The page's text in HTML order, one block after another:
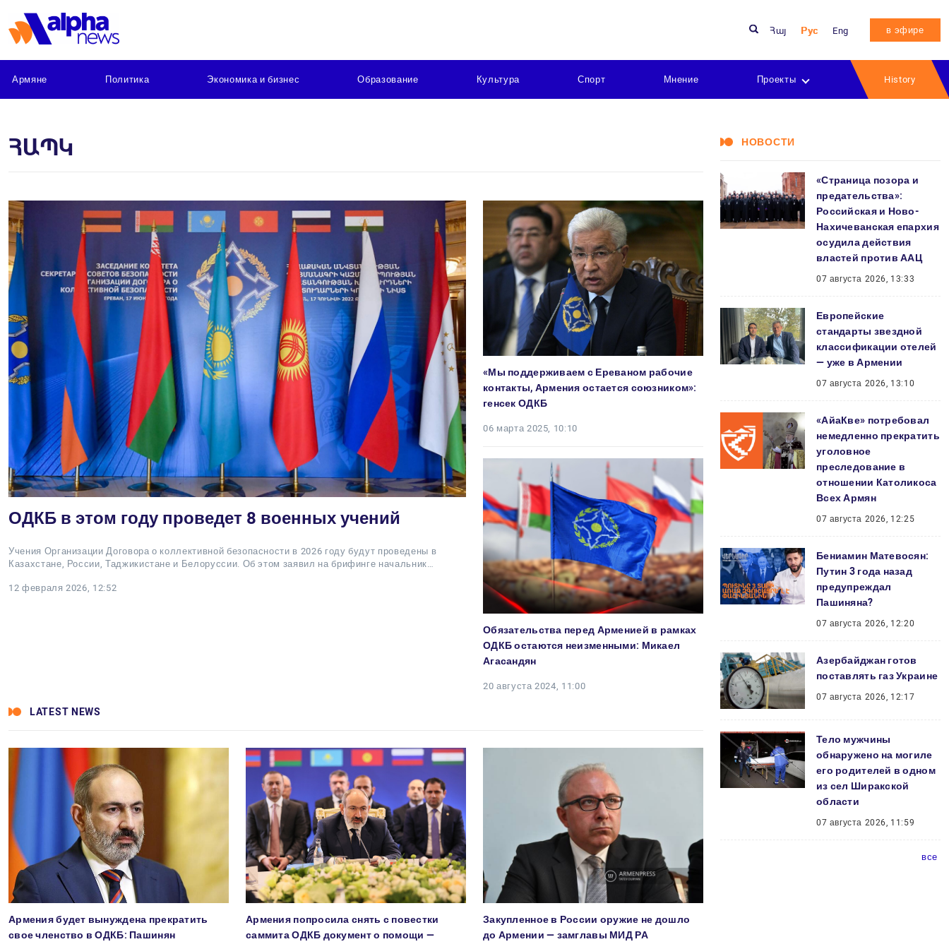
Հայ Рус Eng в эфире
Армяне Политика Экономика и бизнес Образование Культура Спорт Мнение Проекты History
ՀԱՊԿ
ОДКБ в этом году проведет 8 военных учений
Учения Организации Договора о коллективной безопасности в 2026 году будут проведены в
Казахстане, России, Таджикистане и Белоруссии. Об этом заявил на брифинге начальник…
12 февраля 2026, 12:52
«Мы поддерживаем с Ереваном рабочие
контакты, Армения остается союзником»:
генсек ОДКБ
06 марта 2025, 10:10
Обязательства перед Арменией в рамках
ОДКБ остаются неизменными: Микаел
Агасандян
20 августа 2024, 11:00
LATEST NEWS
Армения будет вынуждена прекратить
свое членство в ОДКБ: Пашинян
Армения попросила снять с повестки
саммита ОДКБ документ о помощи —
Закупленное в России оружие не дошло
до Армении — замглавы МИД РА
НОВОСТИ
«Страница позора и
предательства»:
Российская и Ново-
Нахичеванская епархия
осудила действия
властей против ААЦ
07 августа 2026, 13:33
Европейские
стандарты звездной
классификации отелей
— уже в Армении
07 августа 2026, 13:10
«АйаКве» потребовал
немедленно прекратить
уголовное
преследование в
отношении Католикоса
Всех Армян
07 августа 2026, 12:25
Бениамин Матевосян:
Путин 3 года назад
предупреждал
Пашиняна?
07 августа 2026, 12:20
Азербайджан готов
поставлять газ Украине
07 августа 2026, 12:17
Тело мужчины
обнаружено на могиле
его родителей в одном
из сел Ширакской
области
07 августа 2026, 11:59
все